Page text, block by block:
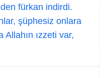
fürkan indirdi.
şüphesiz onlara
ızzeti var,